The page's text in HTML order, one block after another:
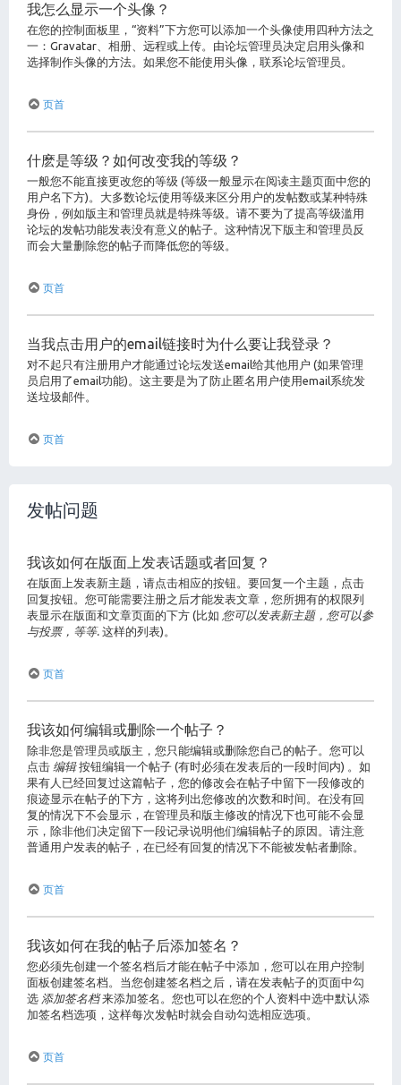
我怎么显示一个头像？
在您的控制面板里，“资料”下方您可以添加一个头像使用四种方法之
一：Gravatar、相册、远程或上传。由论坛管理员决定启用头像和
选择制作头像的方法。如果您不能使用头像，联系论坛管理员。
页首
什麽是等级？如何改变我的等级？
一般您不能直接更改您的等级 (等级一般显示在阅读主题页面中您的
用户名下方)。大多数论坛使用等级来区分用户的发帖数或某种特殊
身份，例如版主和管理员就是特殊等级。请不要为了提高等级滥用
论坛的发帖功能发表没有意义的帖子。这种情况下版主和管理员反
而会大量删除您的帖子而降低您的等级。
页首
当我点击用户的email链接时为什么要让我登录？
对不起只有注册用户才能通过论坛发送email给其他用户 (如果管理
员启用了email功能)。这主要是为了防止匿名用户使用email系统发
送垃圾邮件。
页首
发帖问题
我该如何在版面上发表话题或者回复？
在版面上发表新主题，请点击相应的按钮。要回复一个主题，点击
回复按钮。您可能需要注册之后才能发表文章，您所拥有的权限列
表显示在版面和文章页面的下方 (比如 您可以发表新主题，您可以参
与投票，等等. 这样的列表)。
页首
我该如何编辑或删除一个帖子？
除非您是管理员或版主，您只能编辑或删除您自己的帖子。您可以
点击 编辑按钮编辑一个帖子 (有时必须在发表后的一段时间内) 。如
果有人已经回复过这篇帖子，您的修改会在帖子中留下一段修改的
痕迹显示在帖子的下方，这将列出您修改的次数和时间。在没有回
复的情况下不会显示，在管理员和版主修改的情况下也可能不会显
示，除非他们决定留下一段记录说明他们编辑帖子的原因。请注意
普通用户发表的帖子，在已经有回复的情况下不能被发帖者删除。
页首
我该如何在我的帖子后添加签名？
您必须先创建一个签名档后才能在帖子中添加，您可以在用户控制
面板创建签名档。当您创建签名档之后，请在发表帖子的页面中勾
选 添加签名档来添加签名。您也可以在您的个人资料中选中默认添
加签名档选项，这样每次发帖时就会自动勾选相应选项。
页首